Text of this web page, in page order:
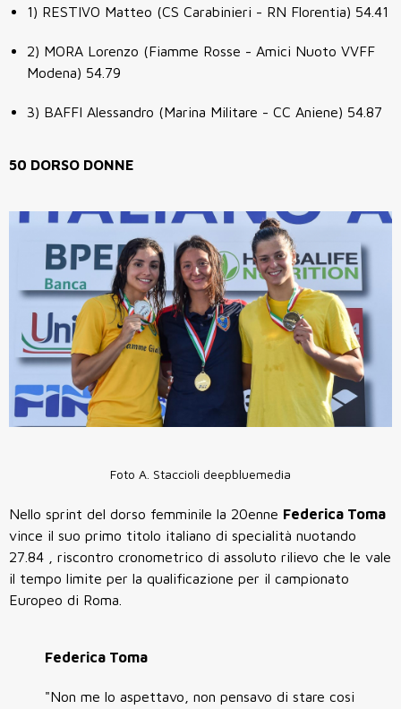
1) RESTIVO Matteo (CS Carabinieri - RN Florentia) 54.41
2) MORA Lorenzo (Fiamme Rosse - Amici Nuoto VVFF
Modena) 54.79
3) BAFFI Alessandro (Marina Militare - CC Aniene) 54.87
50 DORSO DONNE
Foto A. Staccioli deepbluemedia
Nello sprint del dorso femminile la 20enne Federica Toma
vince il suo primo titolo italiano di specialità nuotando
27.84 , riscontro cronometrico di assoluto rilievo che le vale
il tempo limite per la qualificazione per il campionato
Europeo di Roma.
Federica Toma
"Non me lo aspettavo, non pensavo di stare cosi